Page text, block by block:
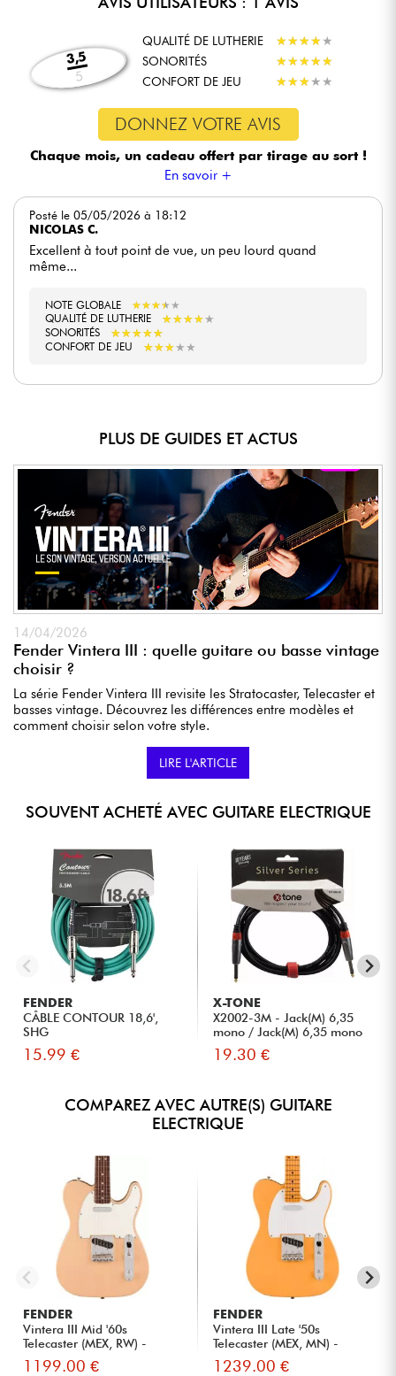
3,5
5
QUALITÉ DE LUTHERIE ★★★★★
★★★★★
SONORITÉS
★★★★★
★★★★★
CONFORT DE JEU
★★★★ ★
★★★★ ★
DONNEZ VOTRE AVIS
Chaque mois, un cadeau offert par tirage au sort !
En savoir +
Posté le 05/05/2026 à 18:12
NICOLAS C.
Excellent à tout point de vue, un peu lourd quand
même...
NOTE GLOBALE ★★★★ ★
★★★★ ★
QUALITÉ DE LUTHERIE
★★★★★
★★★★★
SONORITÉS ★★★★★
★★★★★
CONFORT DE JEU ★★★★★
★★★★★
PLUS DE GUIDES ET ACTUS
14/04/2026
Fender Vintera III : quelle guitare ou basse vintage
choisir ?
La série Fender Vintera III revisite les Stratocaster, Telecaster et
basses vintage. Découvrez les différences entre modèles et
comment choisir selon votre style.
LIRE L'ARTICLE
SOUVENT ACHETÉ AVEC GUITARE ELECTRIQUE
FENDER
CÂBLE CONTOUR 18,6',
SHG
15.99 €
X-TONE
X2002-3M - Jack(M) 6,35
mono / Jack(M) 6,35 mono
S...
19.30 €
COMPAREZ AVEC AUTRE(S) GUITARE
ELECTRIQUE
FENDER
Vintera III Mid '60s
Telecaster (MEX, RW) -
vintag...
1199.00 €
FENDER
Vintera III Late '50s
Telecaster (MEX, MN) -
butte...
1239.00 €